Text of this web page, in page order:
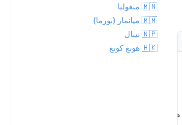
24.0°
🇲🇳 منغوليا
🇲🇲 ميانمار (بورما)
🇳🇵 نيبال
🇭🇰 هونغ كونغ